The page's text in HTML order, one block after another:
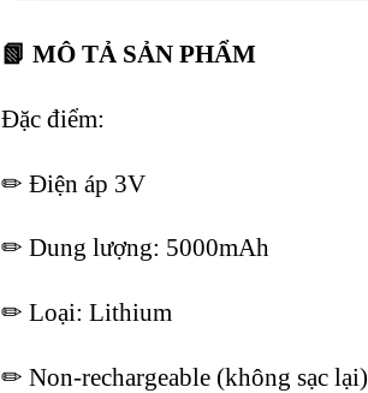
📗 MÔ TẢ SẢN PHẨM
Đặc điểm:
✏ Điện áp 3V
✏ Dung lượng: 5000mAh
✏ Loại: Lithium
✏ Non-rechargeable (không sạc lại)